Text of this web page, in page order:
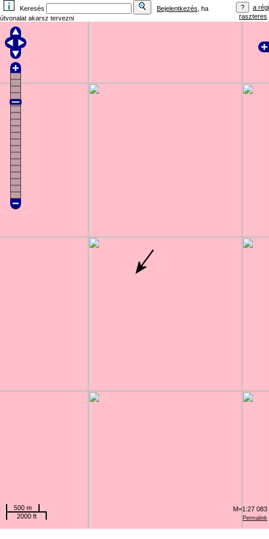
Keresés Bejelentkezés , ha
útvonalat akarsz tervezni
a régi
raszteres
Permalink
500 m
2000 ft
M=1:27 083